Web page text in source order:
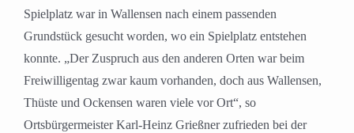
Spielplatz war in Wallensen nach einem passenden
Grundstück gesucht worden, wo ein Spielplatz entstehen
konnte. „Der Zuspruch aus den anderen Orten war beim
Freiwilligentag zwar kaum vorhanden, doch aus Wallensen,
Thüste und Ockensen waren viele vor Ort“, so
Ortsbürgermeister Karl-Heinz Grießner zufrieden bei der